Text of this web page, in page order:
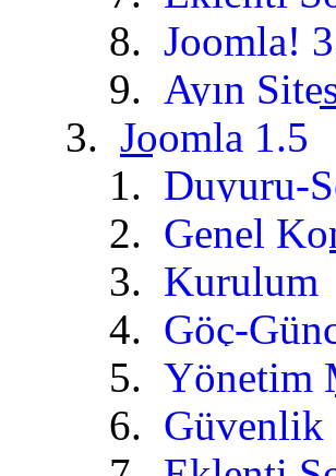
Joomla!
Ayın
Joomla 1.5
Duyuru-
Genel
Kurulum
Göç-
Yönetim
Güvenlik